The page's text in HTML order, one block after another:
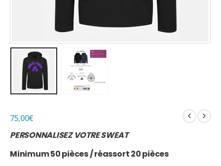
75,00€
PERSONNALISEZ VOTRE SWEAT
Minimum 50 pièces / réassort 20 pièces